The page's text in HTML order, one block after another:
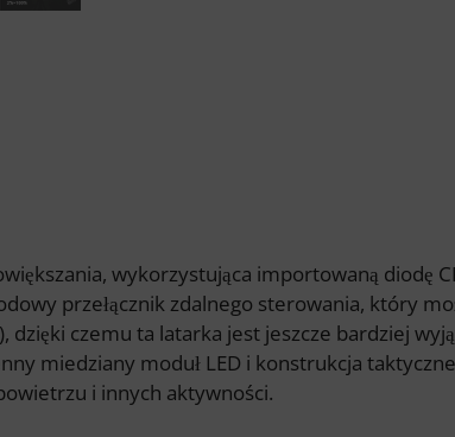
Wireless
UV
365nm
LED
Modul,
wykorzystująca importowaną diodę
przełącznik zdalnego sterowania, który
dzięki czemu ta latarka jest jeszcze bardziej
miedziany moduł LED i konstrukcja
i innych aktywności.